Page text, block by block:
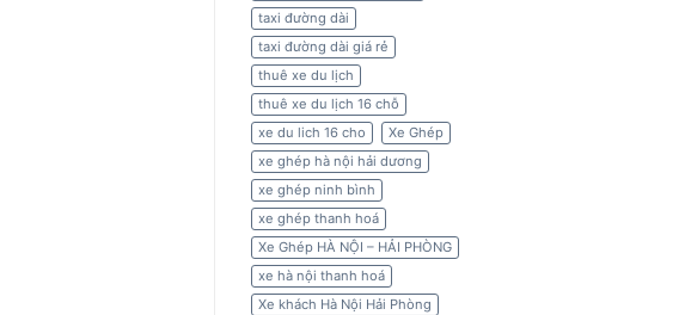
taxi đường dài
taxi đường dài giá rẻ
thuê xe du lịch
thuê xe du lịch 16 chỗ
xe du lich 16 cho
Xe Ghép
xe ghép hà nội hải dương
xe ghép ninh bình
xe ghép thanh hoá
Xe Ghép HÀ NỘI – HẢI PHÒNG
xe hà nội thanh hoá
Xe khách Hà Nội Hải Phòng